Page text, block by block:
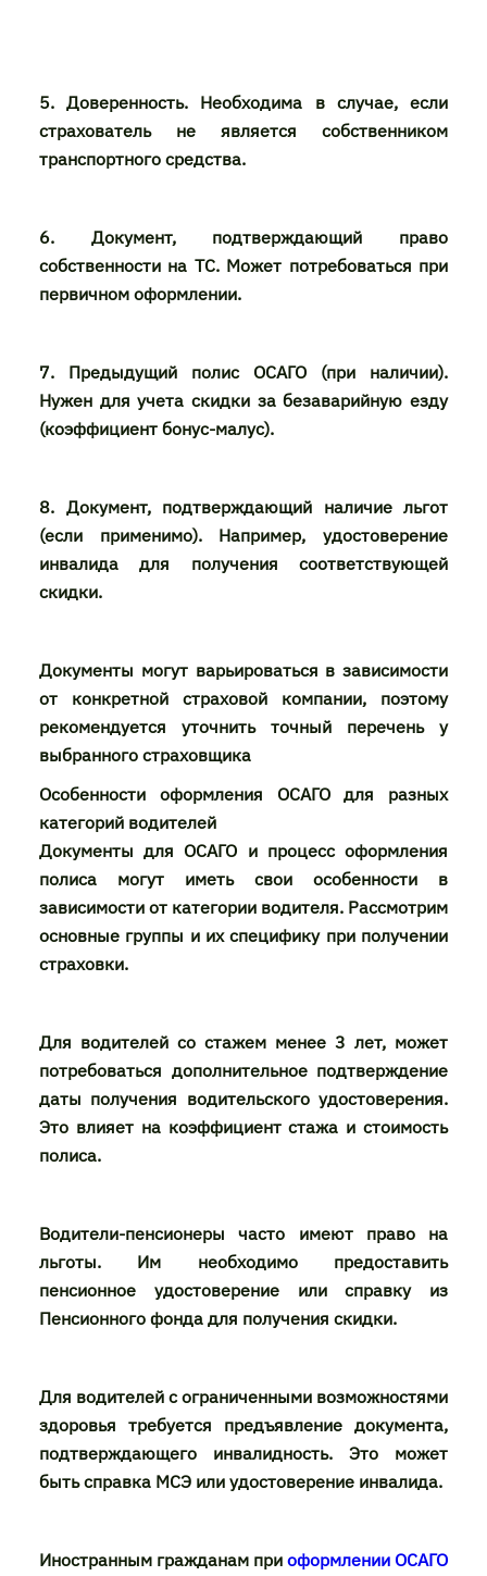
5. Доверенность. Необходима в случае, если
страхователь не является собственником
транспортного средства.
6. Документ, подтверждающий право
собственности на ТС. Может потребоваться при
первичном оформлении.
7. Предыдущий полис ОСАГО (при наличии).
Нужен для учета скидки за безаварийную езду
(коэффициент бонус-малус).
8. Документ, подтверждающий наличие льгот
(если применимо). Например, удостоверение
инвалида для получения соответствующей
скидки.
Документы могут варьироваться в зависимости
от конкретной страховой компании, поэтому
рекомендуется уточнить точный перечень у
выбранного страховщика
Особенности оформления ОСАГО для разных
категорий водителей
Документы для ОСАГО и процесс оформления
полиса могут иметь свои особенности в
зависимости от категории водителя. Рассмотрим
основные группы и их специфику при получении
страховки.
Для водителей со стажем менее 3 лет, может
потребоваться дополнительное подтверждение
даты получения водительского удостоверения.
Это влияет на коэффициент стажа и стоимость
полиса.
Водители-пенсионеры часто имеют право на
льготы. Им необходимо предоставить
пенсионное удостоверение или справку из
Пенсионного фонда для получения скидки.
Для водителей с ограниченными возможностями
здоровья требуется предъявление документа,
подтверждающего инвалидность. Это может
быть справка МСЭ или удостоверение инвалида.
Иностранным гражданам при оформлении ОСАГО